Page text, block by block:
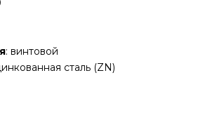
: винтовой
сталь (ZN)